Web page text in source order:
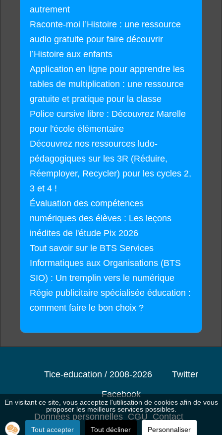
autrement
Raconte-moi l’Histoire : une ressource
audio gratuite pour faire découvrir
l’Histoire aux enfants
Application en ligne pour apprendre les
tables de multiplication : une ressource
gratuite et pratique pour la classe
Police cursive libre : Découvrez Marelle
pour l'école élémentaire
Découvrez nos ressources ludo-
pédagogiques sur les 3R (Réduire,
Réemployer, Recycler) pour les cycles 2,
3 et 4 !
Évaluation des compétences
numériques des élèves : Les leçons
inédites de l'étude Pix 2026
Tout savoir sur le BTS Services
Informatiques aux Organisations (BTS
SIO) : Un tremplin vers le numérique
Régie publicitaire spécialisée éducation :
comment faire le bon choix ?
Tice-education / 2008-2026
Twitter
Facebook
Données personnelles CGU Contact
En visitant ce site, vous acceptez l'utilisation de cookies afin de vous
proposer les meilleurs services possibles.
Tout accepter Tout décliner Personnaliser